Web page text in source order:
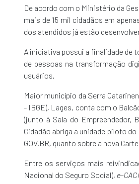
De acordo com o Ministério da
mais de 15 mil cidadãos em
dos atendidos já estão
A iniciativa possui a finalidade de
de pessoas na transformação
usuários.
Maior município da Serra
- IBGE), Lages, conta com o
(junto à Sala do Empreendedor,
Cidadão abriga a unidade piloto
GOV.BR, quanto sobre a nova
Entre os serviços mais
Nacional do Seguro Social), e-CAC